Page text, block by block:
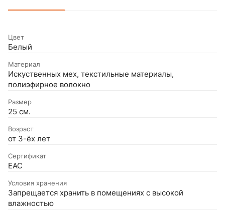
Цвет
Белый
Материал
Искуственных мех, текстильные материалы,
полиэфирное волокно
Размер
25 см.
Возраст
от 3-ёх лет
Сертификат
EAC
Условия хранения
Запрещается хранить в помещениях с высокой
влажностью